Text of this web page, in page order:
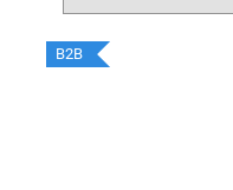
B2B